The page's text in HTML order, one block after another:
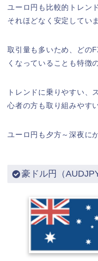
ユーロ円も比較的トレン
それほどなく安定してい
取引量も多いため、どの
くなっていることも特徴
トレンドに乗りやすい、
心者の方も取り組みやす
ユーロ円も夕方～深夜に
豪ドル円（AUDJPY